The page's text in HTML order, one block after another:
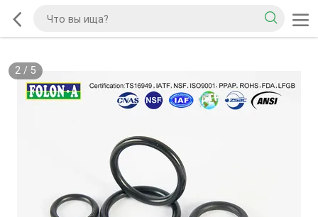
2/ 5